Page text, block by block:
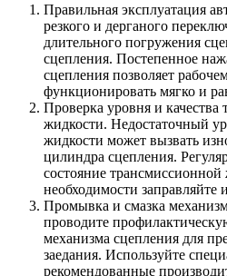
Правильная эксплуатация
резкого и дерганого
длительного погружения
сцепления. Постепенное
сцепления позволяет
функционировать мягко и
Проверка уровня и качества
жидкости. Недостаточный
жидкости может вызвать
цилиндра сцепления.
состояние
необходимости заправляйте
Промывка и смазка
проводите
механизма сцепления для
заедания. Используйте
рекомендованные